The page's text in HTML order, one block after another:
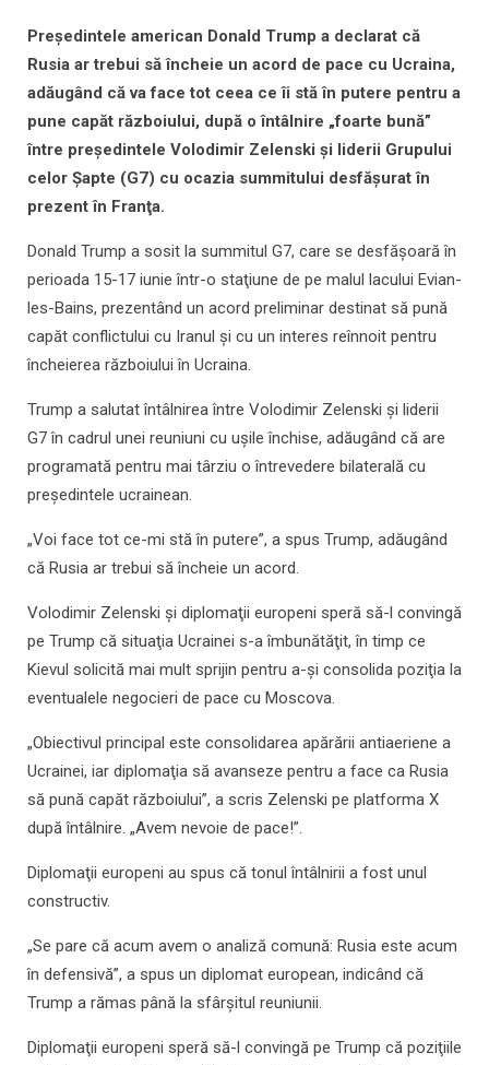
Preşedintele american Donald Trump a declarat că
Rusia ar trebui să încheie un acord de pace cu Ucraina,
adăugând că va face tot ceea ce îi stă în putere pentru a
pune capăt războiului, după o întâlnire „foarte bună”
între preşedintele Volodimir Zelenski şi liderii Grupului
celor Şapte (G7) cu ocazia summitului desfăşurat în
prezent în Franţa.
Donald Trump a sosit la summitul G7, care se desfăşoară în
perioada 15-17 iunie într-o staţiune de pe malul lacului Evian-
les-Bains, prezentând un acord preliminar destinat să pună
capăt conflictului cu Iranul şi cu un interes reînnoit pentru
încheierea războiului în Ucraina.
Trump a salutat întâlnirea între Volodimir Zelenski şi liderii
G7 în cadrul unei reuniuni cu uşile închise, adăugând că are
programată pentru mai târziu o întrevedere bilaterală cu
preşedintele ucrainean.
„Voi face tot ce-mi stă în putere”, a spus Trump, adăugând
că Rusia ar trebui să încheie un acord.
Volodimir Zelenski şi diplomaţii europeni speră să-l convingă
pe Trump că situaţia Ucrainei s-a îmbunătăţit, în timp ce
Kievul solicită mai mult sprijin pentru a-şi consolida poziţia la
eventualele negocieri de pace cu Moscova.
„Obiectivul principal este consolidarea apărării antiaeriene a
Ucrainei, iar diplomaţia să avanseze pentru a face ca Rusia
să pună capăt războiului”, a scris Zelenski pe platforma X
după întâlnire. „Avem nevoie de pace!”.
Diplomaţii europeni au spus că tonul întâlnirii a fost unul
constructiv.
„Se pare că acum avem o analiză comună: Rusia este acum
în defensivă”, a spus un diplomat european, indicând că
Trump a rămas până la sfârşitul reuniunii.
Diplomaţii europeni speră să-l convingă pe Trump că poziţiile